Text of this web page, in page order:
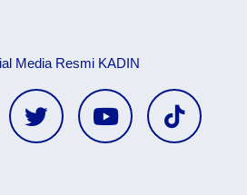
Media Resmi KADIN